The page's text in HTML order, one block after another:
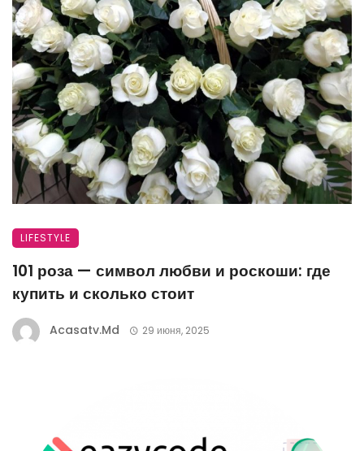
LIFESTYLE
101 роза — символ любви и роскоши: где
купить и сколько стоит
Acasatv.md 29 июня, 2025